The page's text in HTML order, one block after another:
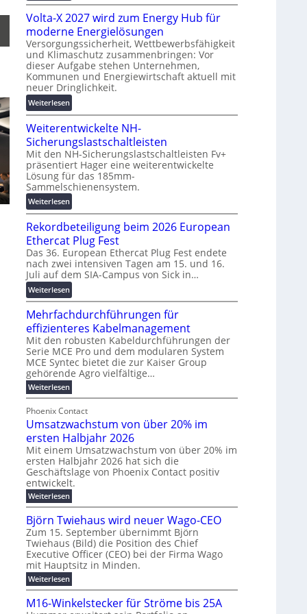
g
s
l
ö
s
u
n
g
e
n
z
u
n
d
d
i
g
i
a
l
e
T
r
a
n
p
a
r
e
n
z
M
a
s
c
h
i
n
e
n
b
a
u
:
F
o
r
s
c
h
u
n
g
s
f
ö
r
d
e
r
u
n
g
b
r
a
u
c
h
t
m
e
h
r
T
e
m
p
o
u
n
Volta-X 2027 wird zum Energy Hub für
moderne Energielösungen
Versorgungssicherheit, Wettbewerbsfähigkeit
und Klimaschutz zusammenbringen: Vor
dieser Aufgabe stehen Unternehmen,
Kommunen und Energiewirtschaft aktuell mit
neuer Dringlichkeit.
Weiterlesen:
V
o
l
t
a
-
X
2
0
2
7
w
i
r
z
u
n
e
r
g
y
H
u
b
f
ü
r
m
o
d
e
r
n
e
E
n
r
Weiterentwickelte NH-
Sicherungslastschaltleisten
Mit den NH-Sicherungslastschaltleisten Fv+
präsentiert Hager eine weiterentwickelte
Lösung für das 185mm-
Sammelschienensystem.
Weiterlesen:
W
e
i
t
e
r
n
t
w
i
c
k
e
l
t
e
N
H
-
S
i
c
h
e
r
u
n
g
s
l
s
Rekordbeteiligung beim 2026 European
Ethercat Plug Fest
Das 36. European Ethercat Plug Fest endete
nach zwei intensiven Tagen am 15. und 16.
Juli auf dem SIA-Campus von Sick in…
Weiterlesen:
R
e
k
o
r
d
b
e
t
e
i
l
i
g
u
n
g
b
e
i
m
2
0
2
6
E
Mehrfachdurchführungen für
effizienteres Kabelmanagement
Mit den robusten Kabeldurchführungen der
Serie MCE Pro und dem modularen System
MCE Syntec bietet die zur Kaiser Group
gehörende Agro vielfältige…
Weiterlesen:
M
h
r
f
a
c
h
d
u
r
c
h
f
ü
h
u
n
g
e
n
f
Phoenix Contact
Umsatzwachstum von über 20% im
ersten Halbjahr 2026
Mit einem Umsatzwachstum von über 20% im
ersten Halbjahr 2026 hat sich die
Geschäftslage von Phoenix Contact positiv
entwickelt.
Weiterlesen:
U
m
s
a
z
w
a
c
h
s
t
Björn Twiehaus wird neuer Wago-CEO
Zum 15. September übernimmt Björn
Twiehaus (Bild) die Position des Chief
Executive Officer (CEO) bei der Firma Wago
mit Hauptsitz in Minden.
Weiterlesen:
B
ö
M16-Winkelstecker für Ströme bis 25A